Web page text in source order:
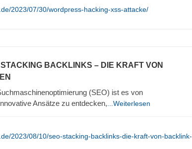
2023/07/30/wordpress-hacking-xss-attacke/
BACKLINKS – DIE KRAFT VON
(SEO) ist es von
Ansätze zu entdecken, ...Weiterlesen
2023/08/10/seo-stacking-backlinks-die-kraft-von-backlink-